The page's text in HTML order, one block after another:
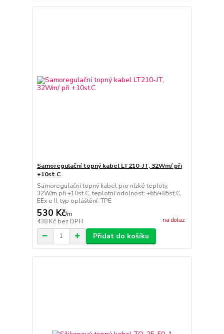
Samoregulační topný kabel LT210-JT, 32Wm/ při
+10st.C
Samoregulační topný kabel pro nízké teploty,
32W/m při +10st.C, teplotní odolnost: +65/+85st.C,
EEx e II, typ opláštění: TPE
530 Kč/m
438 Kč bez DPH na dotaz
Přidat do košíku